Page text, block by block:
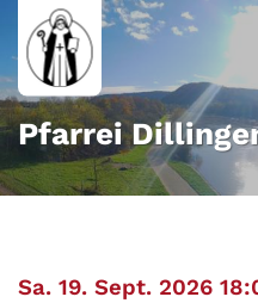
Zum Inhalt springen
Pfarrei
Sa. 19. Sept. 2026